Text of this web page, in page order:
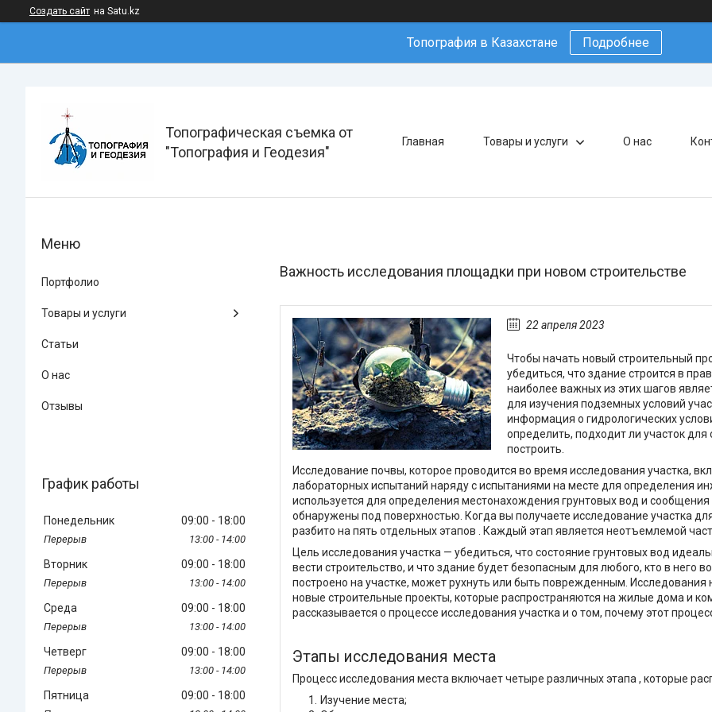
Создать сайт на Satu.kz
Топография в Казахстане Подробнее
Топографическая съемка от
"Топография и Геодезия"
Главная Товары и услуги О нас
Важность исследования площадки при новом строительстве
22 апреля 2023
Чтобы начать новый строительный
убедиться, что здание строится в
наиболее важных из этих шагов
для изучения подземных условий
информация о гидрологических
определить, подходит ли участок
построить.
Исследование почвы, которое проводится во время исследования участка,
лабораторных испытаний наряду с испытаниями на месте для определения
используется для определения местонахождения грунтовых вод и
обнаружены под поверхностью. Когда вы получаете исследование участка
разбито на пять отдельных этапов . Каждый этап является неотъемлемой
Цель исследования участка — убедиться, что состояние грунтовых вод
вести строительство, и что здание будет безопасным для любого, кто в него
построено на участке, может рухнуть или быть поврежденным. Исследования
новые строительные проекты, которые распространяются на жилые дома и
рассказывается о процессе исследования участка и о том, почему этот
Этапы исследования места
Процесс исследования места включает четыре различных этапа , которые
Изучение места;
Портфолио
Товары и услуги
Статьи
О нас
Отзывы
График работы
Понедельник 09:00 18:00
13:00 14:00
Вторник 09:00 18:00
13:00 14:00
Среда 09:00 18:00
13:00 14:00
Четверг 09:00 18:00
13:00 14:00
Пятница 09:00 18:00